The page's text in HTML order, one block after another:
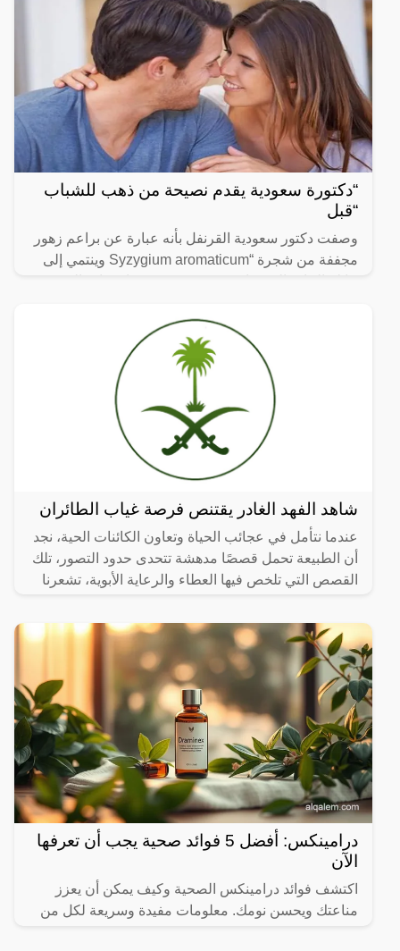
“دكتورة سعودية يقدم نصيحة من ذهب للشباب
“قبل
وصفت دكتور سعودية القرنفل بأنه عبارة عن براعم زهور
مجففة من شجرة “Syzygium aromaticum وينتمي إلى
شاهد الفهد الغادر يقتنص فرصة غياب الطائران
عندما نتأمل في عجائب الحياة وتعاون الكائنات الحية، نجد
أن الطبيعة تحمل قصصًا مدهشة تتحدى حدود التصور، تلك
القصص التي تلخص فيها العطاء والرعاية الأبوية، تشعرنا
درامينكس: أفضل 5 فوائد صحية يجب أن تعرفها
الآن
اكتشف فوائد درامينكس الصحية وكيف يمكن أن يعزز
مناعتك ويحسن نومك. معلومات مفيدة وسريعة لكل من